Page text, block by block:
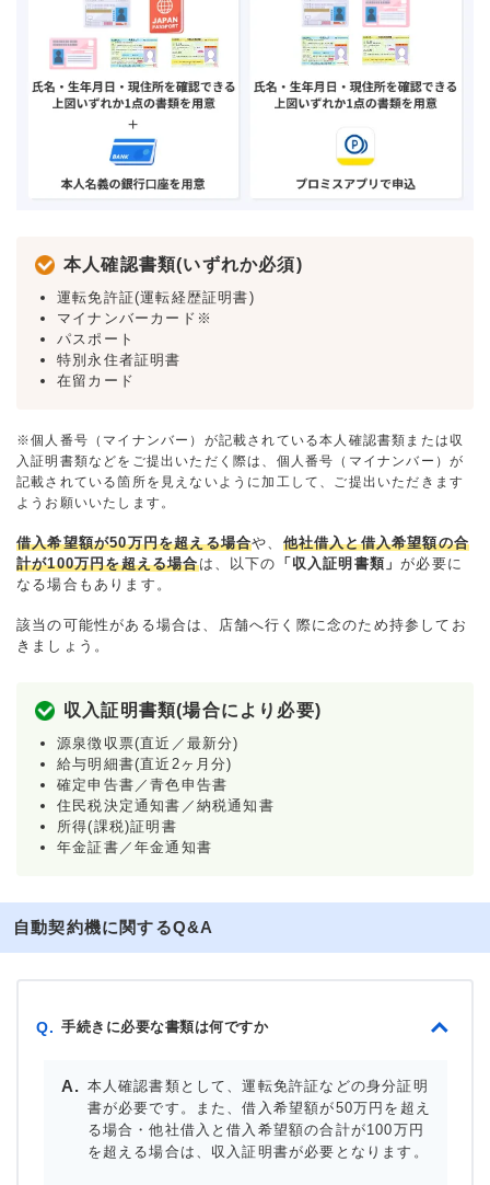
本人確認書類(いずれか必須)
運転免許証(運転経歴証明書)
マイナンバーカード※
パスポート
特別永住者証明書
在留カード
※個人番号（マイナンバー）が記載されている本人確認書類または収
入証明書類などをご提出いただく際は、個人番号（マイナンバー）が
記載されている箇所を見えないように加工して、ご提出いただきます
ようお願いいたします。
借入希望額が50万円を超える場合や、 他社借入と借入希望額の合
計が100万円を超える場合は、以下の 「収入証明書類」が必要に
なる場合もあります。
該当の可能性がある場合は、店舗へ行く際に念のため持参してお
きましょう。
収入証明書類(場合により必要)
源泉徴収票(直近／最新分)
給与明細書(直近2ヶ月分)
確定申告書／青色申告書
住民税決定通知書／納税通知書
所得(課税)証明書
年金証書／年金通知書
自動契約機に関するQ&A
Q. 手続きに必要な書類は何ですか
本人確認書類として、運転免許証などの身分証明
書が必要です。また、借入希望額が50万円を超え
る場合・他社借入と借入希望額の合計が100万円
を超える場合は、収入証明書が必要となります。